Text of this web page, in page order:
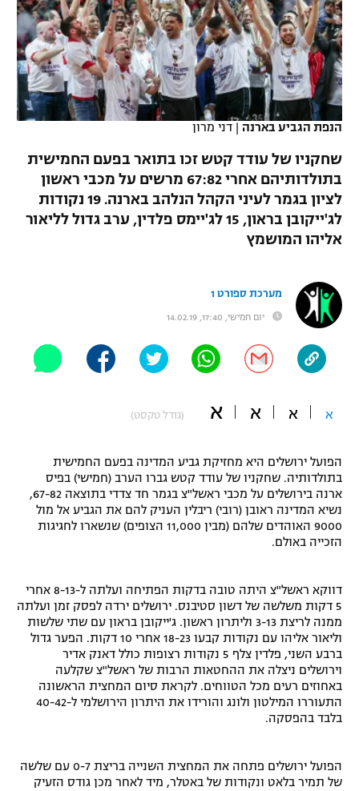
VOD
רץ ברשת
תוצאות
לוח שידורים
"מעל הליגה" – פודקאסט
תקנון משתתפים וזוכים בפרסים
תקנון עבור פעילות אלקטרה
טניס
גיימינג E-Sports
תנאי שימוש
מדיניות פרטיות
תקנון פעילות ספורט 1
הצטרפות לחבילת הערוצים
נבחרת ישראל
מכבי חיפה
בית"ר ירושלים
מכבי תל אביב
הפועל תל אביב
הפועל חיפה
הפועל באר שבע
מכבי נתניה
בני יהודה
ליגה ספרדית
ליגה איטלקית
ליגה צרפתית
ליגה הולנדית
ליגה טורקית
ליגה סינית
ליגות נוספות
כדורסל נשים
מכבי תל אביב
הפועל חולון
הפועל ירושלים
דני אבדיה
יורוליג
יורוקאפ
טניס
כדוריד
כדורעף
שחייה
ג'ודו
אגרוף
UFC
היאבקות WWE
כדורמים
פוטבול אמריקאי NFL
בייסבול MLB
ספורט אתגרי ואקסטרים
אומנויות לחימה
גיימינג E-Sports
הנפת הגביע בארנה | דני מרון
שחקניו של עודד קטש זכו בתואר בפעם החמישית
בתולדותיהם אחרי 67:82 מרשים על מכבי ראשון
לציון בגמר לעיני הקהל הנלהב בארנה. 19 נקודות
לג'ייקובן בראון, 15 לג'יימס פלדין, ערב גדול לליאור
אליהו המושמץ
מערכת ספורט 1
יום חמישי, 17:40, 14.02.19
א א א א (גודל טקסט)
הפועל ירושלים היא מחזיקת גביע המדינה בפעם החמישית
בתולדותיה. שחקניו של עודד קטש גברו הערב (חמישי) בפיס
ארנה בירושלים על מכבי ראשל"צ בגמר חד צדדי בתוצאה 67-82,
נשיא המדינה ראובן (רובי) ריבלין העניק להם את הגביע אל מול
9000 האוהדים שלהם (מבין 11,000 הצופים) שנשארו לחגיגות
הזכייה באולם.
דווקא ראשל"צ היתה טובה בדקות הפתיחה ועלתה ל-8-13 אחרי
5 דקות משלשה של דשון סטיבנס. ירושלים ירדה לפסק זמן ועלתה
ממנה לריצת 3-13 וליתרון ראשון. ג'ייקובן בראון עם שתי שלשות
וליאור אליהו עם נקודות קבעו 18-23 אחרי 10 דקות. הפער גדול
ברבע השני, פלדין צלף 5 נקודות רצופות כולל דאנק אדיר
וירושלים ניצלה את ההחטאות הרבות של ראשל"צ שקלעה
באחוזים רעים מכל הטווחים. לקראת סיום המחצית הראשונה
התעוררו המילטון ולונג והורידו את היתרון הירושלמי ל-40-42
בלבד בהפסקה.
הפועל ירושלים פתחה את המחצית השנייה בריצת 0-7 עם שלשה
של תמיר בלאט ונקודות של באטלר, מיד לאחר מכן גודס הזעיק